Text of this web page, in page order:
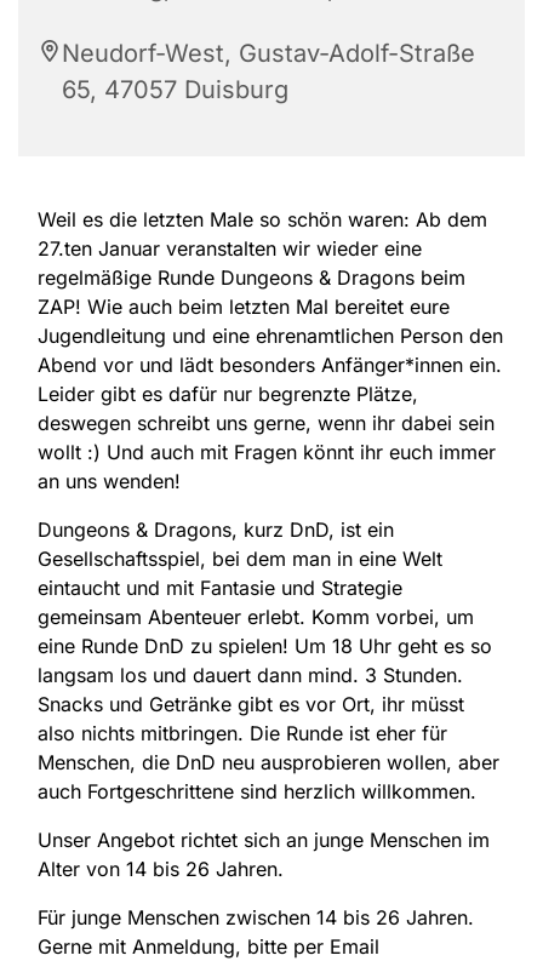
Neudorf-West, Gustav-Adolf-Straße
65, 47057 Duisburg
Weil es die letzten Male so schön waren: Ab dem
27.ten Januar veranstalten wir wieder eine
regelmäßige Runde Dungeons & Dragons beim
ZAP! Wie auch beim letzten Mal bereitet eure
Jugendleitung und eine ehrenamtlichen Person den
Abend vor und lädt besonders Anfänger*innen ein.
Leider gibt es dafür nur begrenzte Plätze,
deswegen schreibt uns gerne, wenn ihr dabei sein
wollt :) Und auch mit Fragen könnt ihr euch immer
an uns wenden!
Dungeons & Dragons, kurz DnD, ist ein
Gesellschaftsspiel, bei dem man in eine Welt
eintaucht und mit Fantasie und Strategie
gemeinsam Abenteuer erlebt. Komm vorbei, um
eine Runde DnD zu spielen! Um 18 Uhr geht es so
langsam los und dauert dann mind. 3 Stunden.
Snacks und Getränke gibt es vor Ort, ihr müsst
also nichts mitbringen. Die Runde ist eher für
Menschen, die DnD neu ausprobieren wollen, aber
auch Fortgeschrittene sind herzlich willkommen.
Unser Angebot richtet sich an junge Menschen im
Alter von 14 bis 26 Jahren.
Für junge Menschen zwischen 14 bis 26 Jahren.
Gerne mit Anmeldung, bitte per Email